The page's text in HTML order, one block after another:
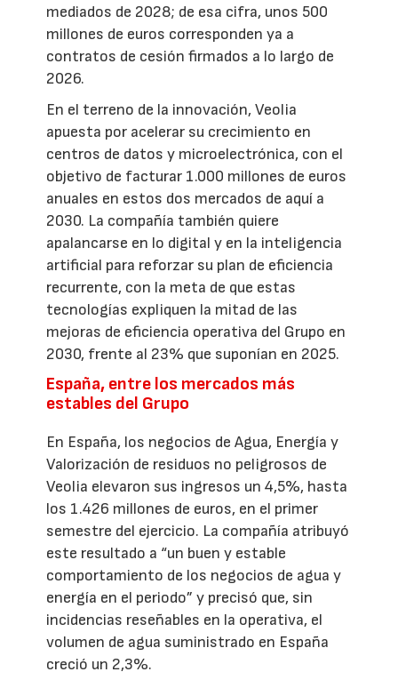
mediados de 2028; de esa cifra, unos 500
millones de euros corresponden ya a
contratos de cesión firmados a lo largo de
2026.
En el terreno de la innovación, Veolia
apuesta por acelerar su crecimiento en
centros de datos y microelectrónica, con el
objetivo de facturar 1.000 millones de euros
anuales en estos dos mercados de aquí a
2030. La compañía también quiere
apalancarse en lo digital y en la inteligencia
artificial para reforzar su plan de eficiencia
recurrente, con la meta de que estas
tecnologías expliquen la mitad de las
mejoras de eficiencia operativa del Grupo en
2030, frente al 23% que suponían en 2025.
España, entre los mercados más
estables del Grupo
En España, los negocios de Agua, Energía y
Valorización de residuos no peligrosos de
Veolia elevaron sus ingresos un 4,5%, hasta
los 1.426 millones de euros, en el primer
semestre del ejercicio. La compañía atribuyó
este resultado a “un buen y estable
comportamiento de los negocios de agua y
energía en el periodo” y precisó que, sin
incidencias reseñables en la operativa, el
volumen de agua suministrado en España
creció un 2,3%.